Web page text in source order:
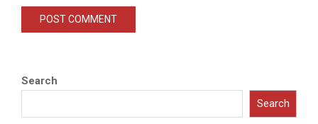
Search
Search